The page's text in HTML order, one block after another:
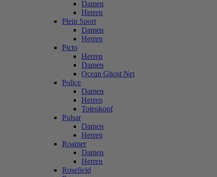
Damen
Herren
Plein Sport
Damen
Herren
Picto
Herren
Damen
Ocean Ghost Net
Police
Damen
Herren
Totenkopf
Pulsar
Damen
Herren
Roamer
Damen
Herren
Rosefield